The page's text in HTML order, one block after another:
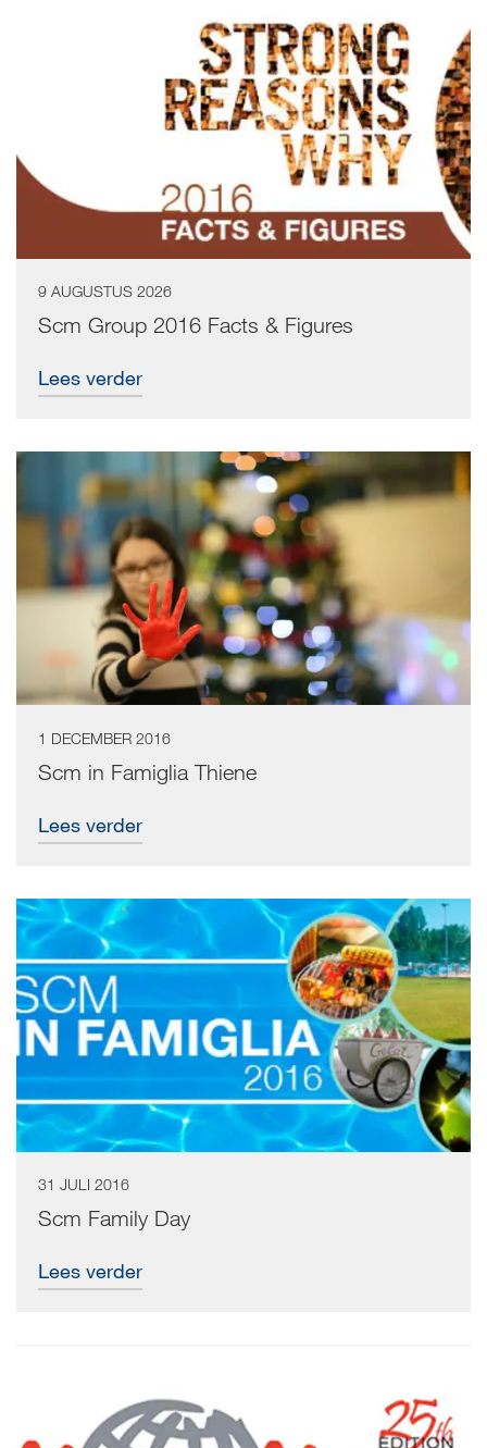
9 AUGUSTUS 2026
Scm Group 2016 Facts & Figures
Lees verder
1 DECEMBER 2016
Scm in Famiglia Thiene
Lees verder
31 JULI 2016
Scm Family Day
Lees verder